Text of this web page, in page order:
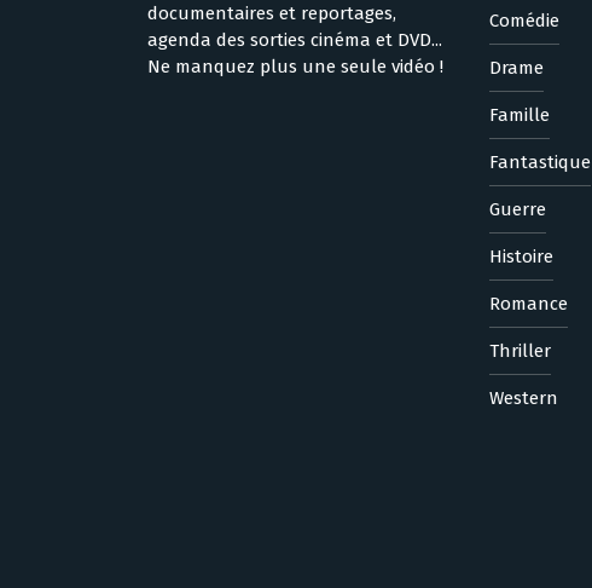
documentaires et reportages,
agenda des sorties cinéma et DVD...
Ne manquez plus une seule vidéo !
Comédie
Drame
Famille
Fantastique
Guerre
Histoire
Romance
Thriller
Western